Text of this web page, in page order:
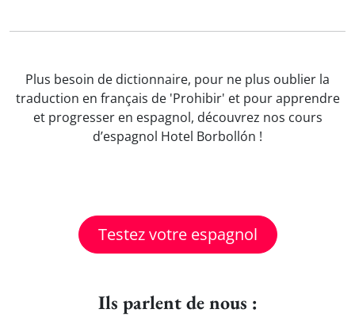
Plus besoin de dictionnaire, pour ne plus oublier la
traduction en français de 'Prohibir' et pour apprendre
et progresser en espagnol, découvrez nos cours
d’espagnol Hotel Borbollón !
Testez votre espagnol
Ils parlent de nous :